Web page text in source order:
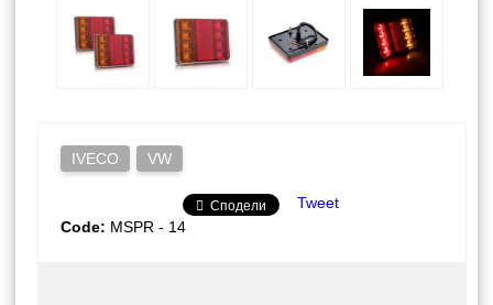
IVECO VW
Сподели
Tweet
Code: MSPR - 14